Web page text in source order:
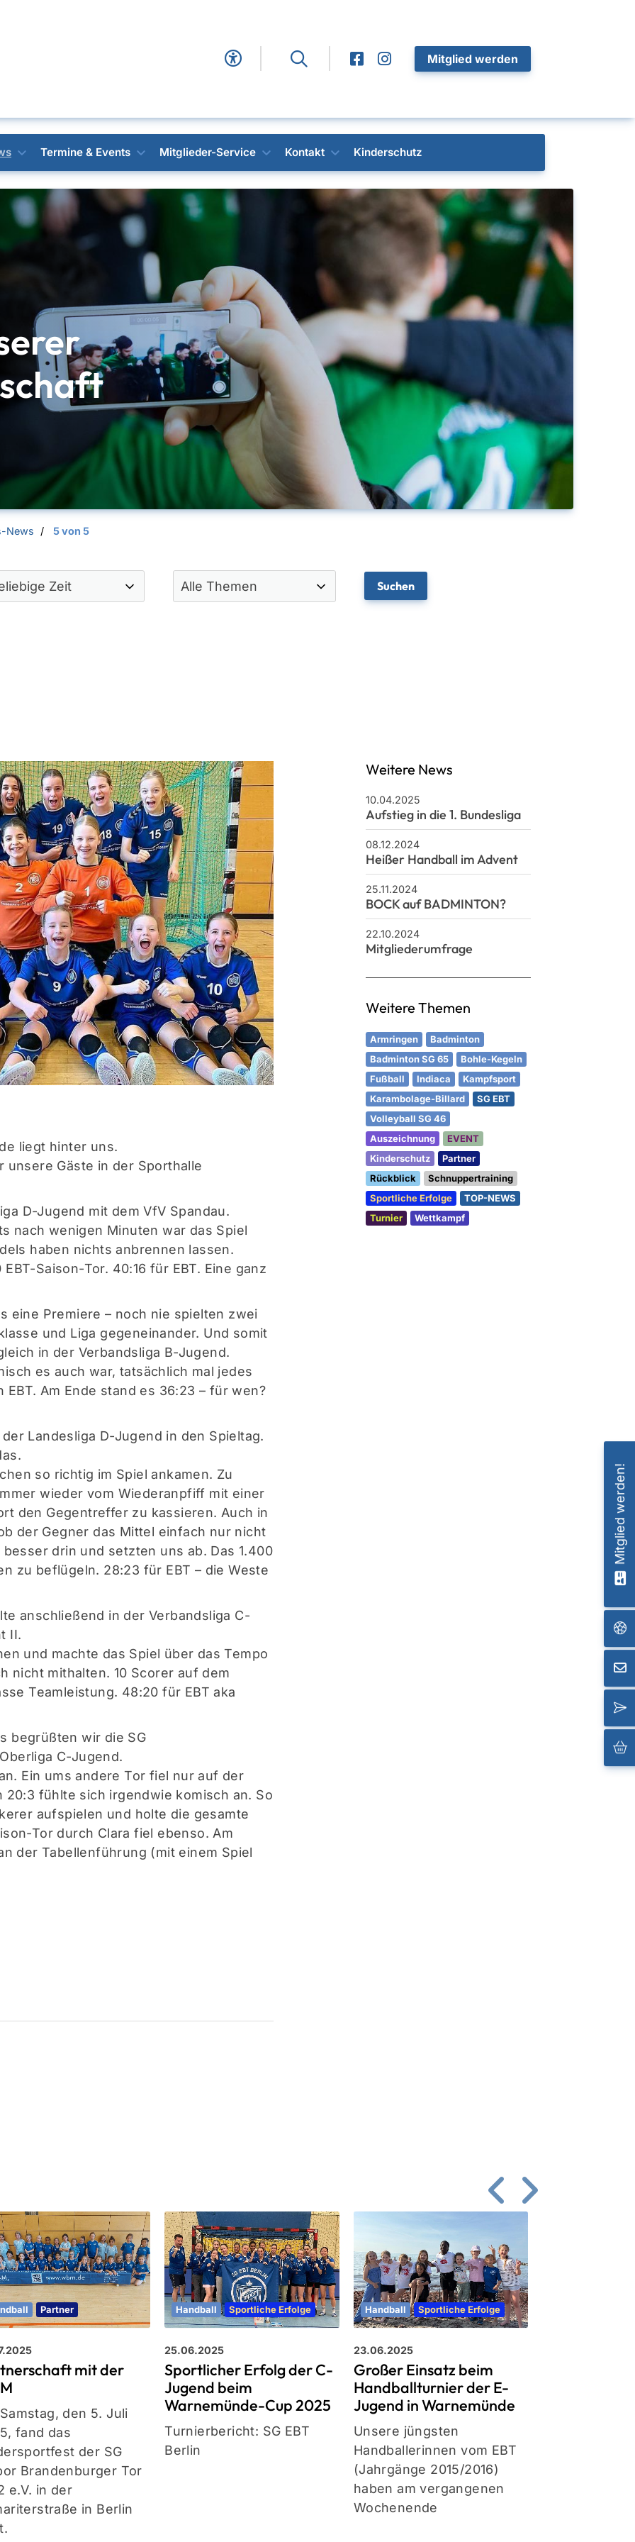
Mitglied werden
Termine & Events Mitglieder-Service Kontakt Kinderschutz
News 5 von 5
liegt hinter uns.
Gäste in der Sporthalle
D-Jugend mit dem VfV Spandau.
nach wenigen Minuten war das Spiel
haben nichts anbrennen lassen.
Saison-Tor. 40:16 für EBT. Eine ganz
eine Premiere – noch nie spielten zwei
und Liga gegeneinander. Und somit
in der Verbandsliga B-Jugend.
es auch war, tatsächlich mal jedes
Am Ende stand es 36:23 – für wen?
Landesliga D-Jugend in den Spieltag.
so richtig im Spiel ankamen. Zu
wieder vom Wiederanpfiff mit einer
den Gegentreffer zu kassieren. Auch in
der Gegner das Mittel einfach nur nicht
drin und setzten uns ab. Das 1.400
zu beflügeln. 28:23 für EBT – die Weste
anschließend in der Verbandsliga C-
II.
und machte das Spiel über das Tempo
nicht mithalten. 10 Scorer auf dem
Teamleistung. 48:20 für EBT aka
begrüßten wir die SG
C-Jugend.
Ein ums andere Tor fiel nur auf der
20:3 fühlte sich irgendwie komisch an. So
aufspielen und holte die gesamte
Tor durch Clara fiel ebenso. Am
der Tabellenführung (mit einem Spiel
Weitere News
10.04.2025
Aufstieg in die 1. Bundesliga
08.12.2024
Heißer Handball im Advent
25.11.2024
BOCK auf BADMINTON?
22.10.2024
Mitgliederumfrage
Weitere Themen
Armringen
Badminton
Badminton SG 65
Bohle-Kegeln
Fußball
Indiaca
Kampfsport
Karambolage-Billard
SG EBT
Volleyball SG 46
Auszeichnung
EVENT
Kinderschutz
Partner
Rückblick
Schnuppertraining
Sportliche Erfolge
TOP-NEWS
Turnier
Wettkampf
Partner
mit der
den 5. Juli
fand das
der SG
Brandenburger Tor
e.V. in der
in Berlin
Handball Sportliche Erfolge
25.06.2025
Sportlicher Erfolg der C-
Jugend beim
Warnemünde-Cup 2025
Turnierbericht: SG EBT
Berlin
Handball Sportliche Erfolge
23.06.2025
Großer Einsatz beim
Handballturnier der E-
Jugend in Warnemünde
Unsere jüngsten
Handballerinnen vom EBT
(Jahrgänge 2015/2016)
haben am vergangenen
Wochenende
Mitglied werden!